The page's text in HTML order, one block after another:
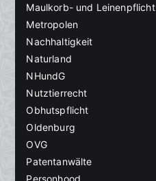
Maulkorb- und Leinenpflicht
Metropolen
Nachhaltigkeit
Naturland
NHundG
Nutztierrecht
Obhutspflicht
Oldenburg
OVG
Patentanwälte